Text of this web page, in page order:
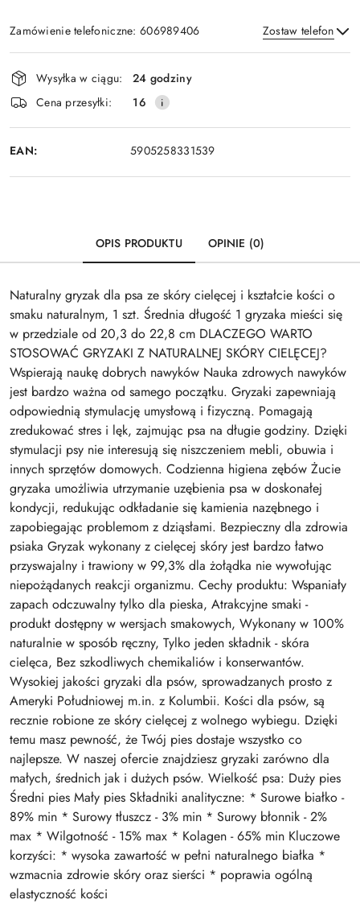
Zamówienie telefoniczne: 606989406 Zostaw telefon
Wyślij
Dostępność
i
dostawa
Wysyłka w ciągu:
24 godziny
Cena przesyłki:
16
EAN: 5905258331539
OPIS PRODUKTU OPINIE (0)
Naturalny gryzak dla psa ze skóry cielęcej i kształcie kości o
smaku naturalnym, 1 szt. Średnia długość 1 gryzaka mieści się
w przedziale od 20,3 do 22,8 cm DLACZEGO WARTO
STOSOWAĆ GRYZAKI Z NATURALNEJ SKÓRY CIELĘCEJ?
Wspierają naukę dobrych nawyków Nauka zdrowych nawyków
jest bardzo ważna od samego początku. Gryzaki zapewniają
odpowiednią stymulację umysłową i fizyczną. Pomagają
zredukować stres i lęk, zajmując psa na długie godziny. Dzięki
stymulacji psy nie interesują się niszczeniem mebli, obuwia i
innych sprzętów domowych. Codzienna higiena zębów Żucie
gryzaka umożliwia utrzymanie uzębienia psa w doskonałej
kondycji, redukując odkładanie się kamienia nazębnego i
zapobiegając problemom z dziąsłami. Bezpieczny dla zdrowia
psiaka Gryzak wykonany z cielęcej skóry jest bardzo łatwo
przyswajalny i trawiony w 99,3% dla żołądka nie wywołując
niepożądanych reakcji organizmu. Cechy produktu: Wspaniały
zapach odczuwalny tylko dla pieska, Atrakcyjne smaki -
produkt dostępny w wersjach smakowych, Wykonany w 100%
naturalnie w sposób ręczny, Tylko jeden składnik - skóra
cielęca, Bez szkodliwych chemikaliów i konserwantów.
Wysokiej jakości gryzaki dla psów, sprowadzanych prosto z
Ameryki Południowej m.in. z Kolumbii. Kości dla psów, są
recznie robione ze skóry cielęcej z wolnego wybiegu. Dzięki
temu masz pewność, że Twój pies dostaje wszystko co
najlepsze. W naszej ofercie znajdziesz gryzaki zarówno dla
małych, średnich jak i dużych psów. Wielkość psa: Duży pies
Średni pies Mały pies Składniki analityczne: * Surowe białko -
89% min * Surowy tłuszcz - 3% min * Surowy błonnik - 2%
max * Wilgotność - 15% max * Kolagen - 65% min Kluczowe
korzyści: * wysoka zawartość w pełni naturalnego białka *
wzmacnia zdrowie skóry oraz sierści * poprawia ogólną
elastyczność kości